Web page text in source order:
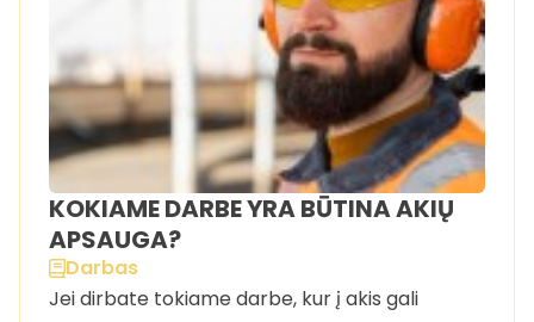
KOKIAME DARBE YRA BŪTINA AKIŲ
APSAUGA?
Darbas
Jei dirbate tokiame darbe, kur į akis gali